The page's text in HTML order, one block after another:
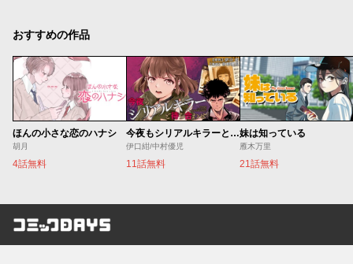
おすすめの作品
ほんの小さな恋のハナシ
胡月
4話無料
今夜もシリアルキラーと待ち合わせ
伊口紺/中村優児
11話無料
妹は知っている
雁木万里
21話無料
コミックDAYS